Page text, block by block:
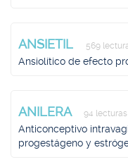
ANSIETIL 569
Ansiolítico de efecto
ANILERA 94 lecturas
Anticonceptivo
progestágeno y